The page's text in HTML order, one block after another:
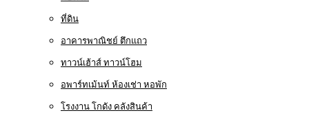
ที่ดิน
อาคารพาณิชย์ ตึกแถว
ทาวน์เฮ้าส์ ทาวน์โฮม
อพาร์ทเม้นท์ ห้องเช่า หอพัก
โรงงาน โกดัง คลังสินค้า